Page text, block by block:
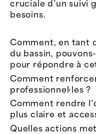
cruciale d’un suivi
besoins.
Comment, en tant
du bassin,
pour répondre à
Comment
professionnel·les ?
Comment rendre
plus claire et
Quelles actions